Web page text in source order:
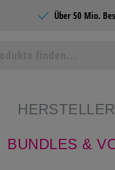
Über 50 Mio.
HERSTELLER
BUNDLES &